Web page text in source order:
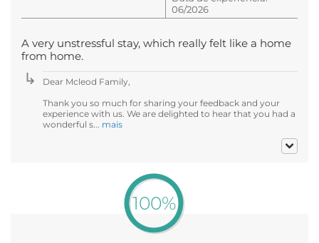
06/2026
A very unstressful stay, which really felt like a home
from home.
Dear Mcleod Family,
Thank you so much for sharing your feedback and your
experience with us. We are delighted to hear that you had a
wonderful s... mais
100%